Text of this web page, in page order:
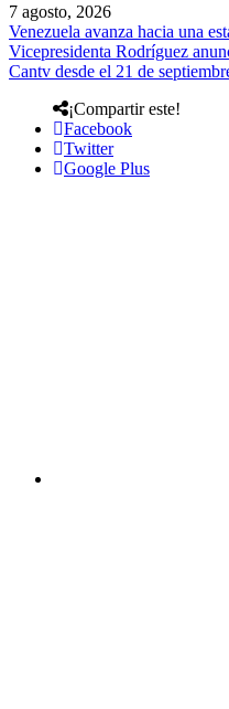
7 agosto, 2026
Venezuela avanza hacia una
Vicepresidenta Rodríguez
Cantv desde el 21 de
¡Compartir este!
Facebook
Twitter
Google Plus